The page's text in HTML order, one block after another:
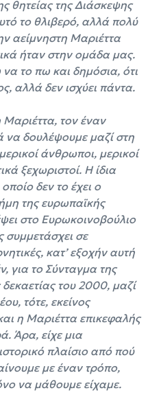
θητείας της Διάσκεψης
το θλιβερό, αλλά πολύ
αείμνηστη Μαριέττα
ήταν στην ομάδα μας.
το πω και δημόσια, ότι
αλλά δεν ισχύει πάντα.
τον έναν
να δουλέψουμε μαζί στη
άνθρωποι, μερικοί
ξεχωριστοί. Η ίδια
δεν το έχει ο
της ευρωπαϊκής
στο Ευρωκοινοβούλιο
συμμετάσχει σε
κατ’ εξοχήν αυτή
για το Σύνταγμα της
του 2000, μαζί
τότε, εκείνος
η Μαριέττα επικεφαλής
Άρα, είχε μια
πλαίσιο από πού
με έναν τρόπο,
να μάθουμε είχαμε.